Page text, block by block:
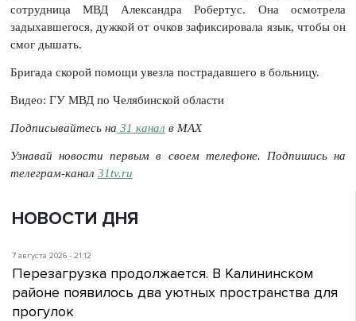
сотрудница МВД Александра Робертус. Она осмотрела
задыхавшегося, дужкой от очков зафиксировала язык, чтобы он
смог дышать.
Бригада скорой помощи увезла пострадавшего в больницу.
Видео: ГУ МВД по Челябинской области
Подписывайтесь на 31 канал в МАХ
Узнавай новости первым в своем телефоне. Подпишись на
телеграм-канал 31tv.ru
НОВОСТИ ДНЯ
7 августа 2026 - 21:12
Перезагрузка продолжается. В Калининском
районе появилось два уютных пространства для
прогулок